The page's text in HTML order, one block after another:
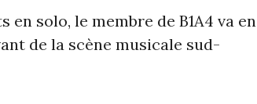
solo, le membre de B1A4 va en
de la scène musicale sud-